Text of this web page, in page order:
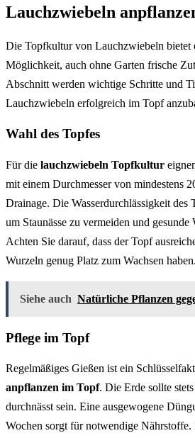
Lauchzwiebeln
Die Topfkultur von Lauchzwiebeln bietet
Möglichkeit, auch ohne Garten frische
Abschnitt werden wichtige Schritte und
Lauchzwiebeln erfolgreich im Topf
Wahl des Topfes
Für die lauchzwiebeln Topfkultur
mit einem Durchmesser von mindestens
Drainage. Die Wasserdurchlässigkeit des
um Staunässe zu vermeiden und
Achten Sie darauf, dass der Topf
Wurzeln genug Platz zum Wachsen haben.
Siehe auch Natürliche Pflanzen
Pflege im Topf
Regelmäßiges Gießen ist ein
anpflanzen im Topf. Die Erde sollte
durchnässt sein. Eine ausgewogene
Wochen sorgt für notwendige Nährstoffe.